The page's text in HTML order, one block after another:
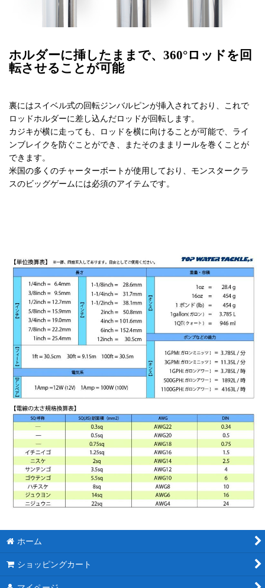
ホルダーに挿したままで、360°ロッドを回
転させることが可能
裏にはスイベル式の回転ジンバルピンが挿入されており、これで
ロッドホルダーに差し込んだロッドが回転します。
カジキが横に走っても、ロッドを横に向けることが可能で、ライ
ンブレイクを防ぐことができ、またそのままリールを巻くことが
できます。
米国の多くのチャーターボートが使用しており、モンスタークラ
スのビッグゲームには必須のアイテムです。
ホーム
ショッピングカート